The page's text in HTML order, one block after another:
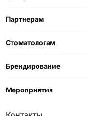
Партнерам
Стоматологам
Брендирование
Мероприятия